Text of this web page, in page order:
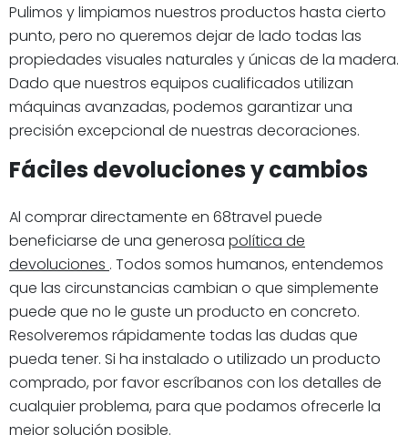
Pulimos y limpiamos nuestros productos hasta cierto
punto, pero no queremos dejar de lado todas las
propiedades visuales naturales y únicas de la madera.
Dado que nuestros equipos cualificados utilizan
máquinas avanzadas, podemos garantizar una
precisión excepcional de nuestras decoraciones.
Fáciles devoluciones y cambios
Al comprar directamente en 68travel puede
beneficiarse de una generosa política de
devoluciones . Todos somos humanos, entendemos
que las circunstancias cambian o que simplemente
puede que no le guste un producto en concreto.
Resolveremos rápidamente todas las dudas que
pueda tener. Si ha instalado o utilizado un producto
comprado, por favor escríbanos con los detalles de
cualquier problema, para que podamos ofrecerle la
mejor solución posible.